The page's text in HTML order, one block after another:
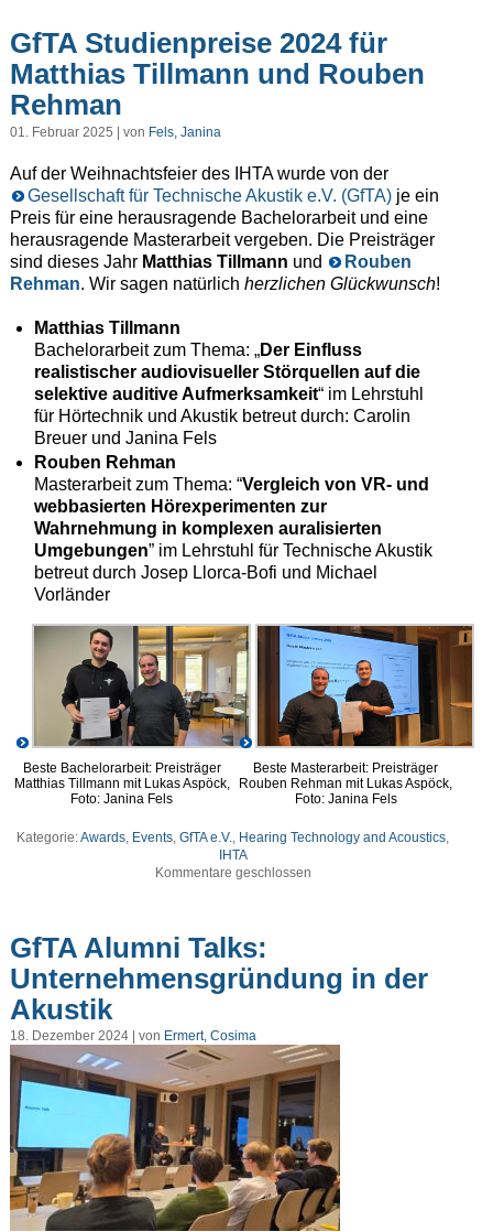
GfTA Studienpreise 2024 für
Matthias Tillmann und Rouben
Rehman
01. Februar 2025 | von Fels, Janina
Auf der Weihnachtsfeier des IHTA wurde von der
Gesellschaft für Technische Akustik e.V. (GfTA)je ein
Preis für eine herausragende Bachelorarbeit und eine
herausragende Masterarbeit vergeben. Die Preisträger
sind dieses Jahr Matthias Tillmann und
Rouben
Rehman. Wir sagen natürlich herzlichen Glückwunsch!
Matthias Tillmann
Bachelorarbeit zum Thema: „Der Einfluss
realistischer audiovisueller Störquellen auf die
selektive auditive Aufmerksamkeit“ im Lehrstuhl
für Hörtechnik und Akustik betreut durch: Carolin
Breuer und Janina Fels
Rouben Rehman
Masterarbeit zum Thema: “Vergleich von VR- und
webbasierten Hörexperimenten zur
Wahrnehmung in komplexen auralisierten
Umgebungen” im Lehrstuhl für Technische Akustik
betreut durch Josep Llorca-Bofi und Michael
Vorländer
Beste Bachelorarbeit: Preisträger
Matthias Tillmann mit Lukas Aspöck,
Foto: Janina Fels
Beste Masterarbeit: Preisträger
Rouben Rehman mit Lukas Aspöck,
Foto: Janina Fels
Kategorie:Awards, Events,GfTA e.V., Hearing Technology and Acoustics,
IHTA
Kommentare geschlossen
GfTA Alumni Talks:
Unternehmensgründung in der
Akustik
18. Dezember 2024 | von Ermert, Cosima